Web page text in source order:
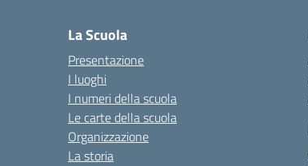
La Scuola
Presentazione
I luoghi
I numeri della scuola
Le carte della scuola
Organizzazione
La storia